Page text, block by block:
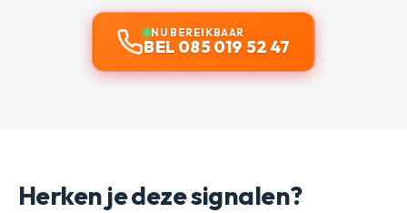
NU BEREIKBAAR
BEL 085 019 52 47
Herken je deze signalen?